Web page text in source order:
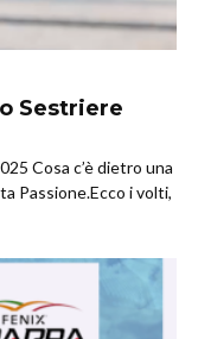
Sestriere
Cosa c’è dietro una
Passione.Ecco i volti,